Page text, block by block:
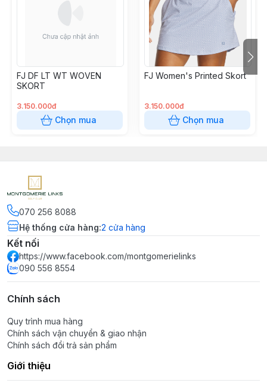
FJ DF LT WT WOVEN
SKORT
3.150.000đ
Chọn mua
FJ Women's Printed Skort
3.150.000đ
Chọn mua
070 256 8088
Hệ thống cửa hàng:2 cửa hàng
Kết nối
https://www.facebook.com/montgomerielinks
090 556 8554
Chính sách
Quy trình mua hàng
Chính sách vận chuyển & giao nhận
Chính sách đổi trả sản phẩm
Giới thiệu